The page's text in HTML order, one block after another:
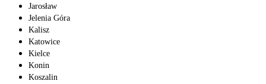
Jarosław
Jelenia Góra
Kalisz
Katowice
Kielce
Konin
Koszalin